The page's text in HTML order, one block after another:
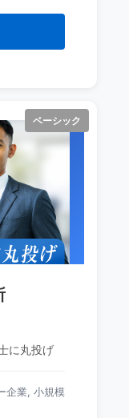
ベーシック
に丸投げ
企業, 小規模